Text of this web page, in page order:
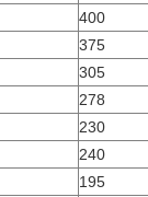
400
375
305
278
230
240
195